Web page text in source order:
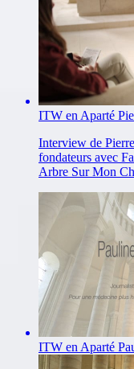
ITW en Aparté
Interview de
fondateurs avec
Arbre Sur Mon
ITW en Aparté